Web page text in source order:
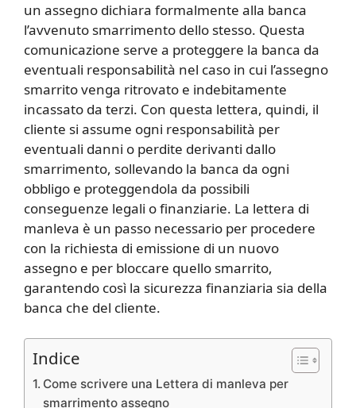
un assegno dichiara formalmente alla banca
l’avvenuto smarrimento dello stesso. Questa
comunicazione serve a proteggere la banca da
eventuali responsabilità nel caso in cui l’assegno
smarrito venga ritrovato e indebitamente
incassato da terzi. Con questa lettera, quindi, il
cliente si assume ogni responsabilità per
eventuali danni o perdite derivanti dallo
smarrimento, sollevando la banca da ogni
obbligo e proteggendola da possibili
conseguenze legali o finanziarie. La lettera di
manleva è un passo necessario per procedere
con la richiesta di emissione di un nuovo
assegno e per bloccare quello smarrito,
garantendo così la sicurezza finanziaria sia della
banca che del cliente.
Indice
Come scrivere una Lettera di manleva per
smarrimento assegno